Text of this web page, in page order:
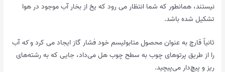
نیستند، همانطور که شما انتظار می رود که یخ از بخار آب موجود در هوا
تشکیل شده باشد.
ثانیاً قارچ به عنوان محصول متابولیسم خود فشار گاز ایجاد می کرد وکهآب
را از طریق پرتوهای چوب به سطح چوب هل می‌داد، جایی که به رشته‌های
ریز و پیچ‌دار می‌پیچید.